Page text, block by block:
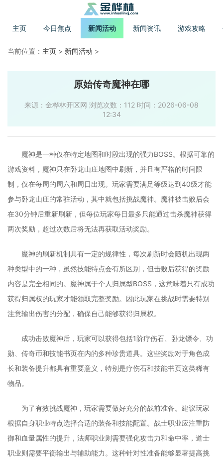
主页 今日焦点 新闻活动 新闻资讯 游戏攻略
当前位置： 主页 > 新闻活动 >
原始传奇魔神在哪
来源：金桦林开区网 浏览次数：112 时间：2026-06-08
12:34
魔神是一种仅在特定地图和时段出现的强力BOSS。根据可靠的
游戏资料，魔神只在卧龙山庄地图中刷新，并且有严格的时间限
制，仅在每周的周六和周日出现。玩家需要满足等级达到40级才能
参与卧龙山庄的常驻活动，其中就包括挑战魔神。魔神被击败后会
在30分钟后重新刷新，但每位玩家每日最多只能通过击杀魔神获得
两次奖励，超过次数后将无法再获取活动奖励。
魔神的刷新机制具有一定的规律性，每次刷新时会随机出现两
种类型中的一种，虽然技能特点会有所区别，但击败后获得的奖励
内容是完全相同的。魔神属于个人归属型BOSS，这意味着只有成功
获得归属权的玩家才能领取完整奖励。因此玩家在挑战时需要特别
注意输出伤害的分配，确保自己能够获得归属权。
成功击败魔神后，玩家可以获得包括1阶疗伤石、卧龙镖令、功
勋、传奇币和技能书页在内的多种珍贵道具。这些奖励对于角色成
长和装备提升都具有重要意义，特别是疗伤石和技能书页这类稀有
物品。
为了有效挑战魔神，玩家需要做好充分的战前准备。建议玩家
根据自身职业特点选择合适的装备和技能配置。战士职业应注重防
御和血量属性的提升，法师职业则需要强化攻击力和命中率，道士
职业则需要平衡输出与辅助能力。这种针对性准备能够显著提高挑